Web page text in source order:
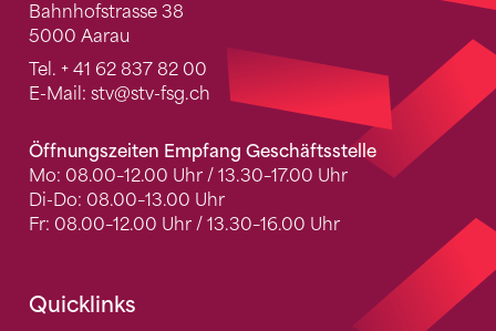
Bahnhofstrasse 38
5000 Aarau
Tel. + 41 62 837 82 00
E-Mail: stv@stv-fsg.ch
Öffnungszeiten Empfang Geschäftsstelle
Mo: 08.00–12.00 Uhr / 13.30–17.00 Uhr
Di-Do: 08.00–13.00 Uhr
Fr: 08.00–12.00 Uhr / 13.30–16.00 Uhr
Quicklinks